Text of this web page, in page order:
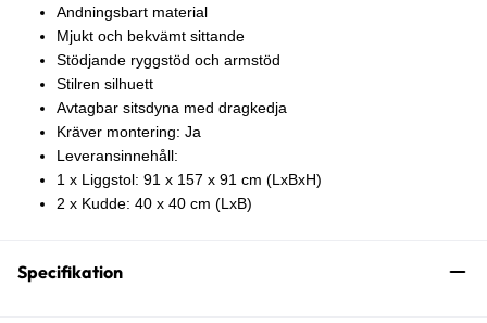
Andningsbart material
Mjukt och bekvämt sittande
Stödjande ryggstöd och armstöd
Stilren silhuett
Avtagbar sitsdyna med dragkedja
Kräver montering: Ja
Leveransinnehåll:
1 x Liggstol: 91 x 157 x 91 cm (LxBxH)
2 x Kudde: 40 x 40 cm (LxB)
Specifikation